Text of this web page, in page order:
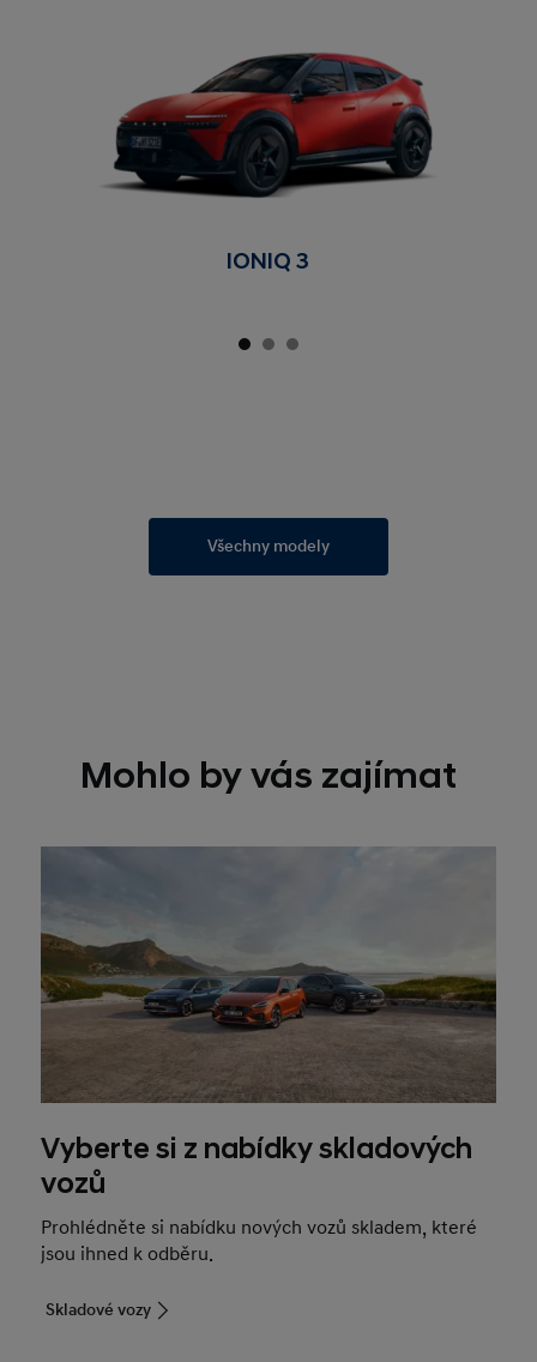
IONIQ 3
Všechny modely
Mohlo by vás zajímat
Vyberte si z nabídky skladových
vozů
Prohlédněte si nabídku nových vozů skladem, které
jsou ihned k odběru.
Skladové vozy